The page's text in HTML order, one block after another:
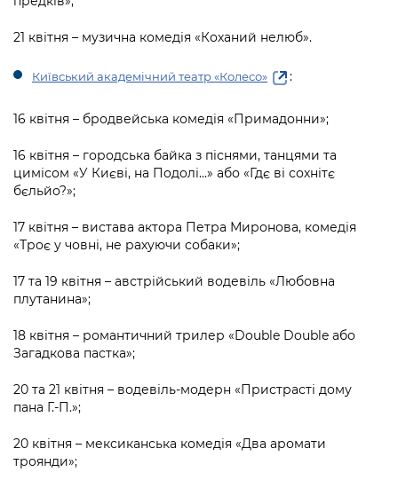
21 квітня – музична комедія «Коханий нелюб».
Київський академічний театр «Колесо» :
16 квітня – бродвейська комедія «Примадонни»;
16 квітня – городська байка з піснями, танцями та
цимісом «У Києві, на Подолі...» або «Гдє ві сохнітє
бєльйо?»;
17 квітня – вистава актора Петра Миронова, комедія
«Троє у човні, не рахуючи собаки»;
17 та 19 квітня – австрійський водевіль «Любовна
плутанина»;
18 квітня – романтичний трилер «Double Double або
Загадкова пастка»;
20 та 21 квітня – водевіль-модерн «Пристрасті дому
пана Г.-П.»;
20 квітня – мексиканська комедія «Два аромати
троянди»;